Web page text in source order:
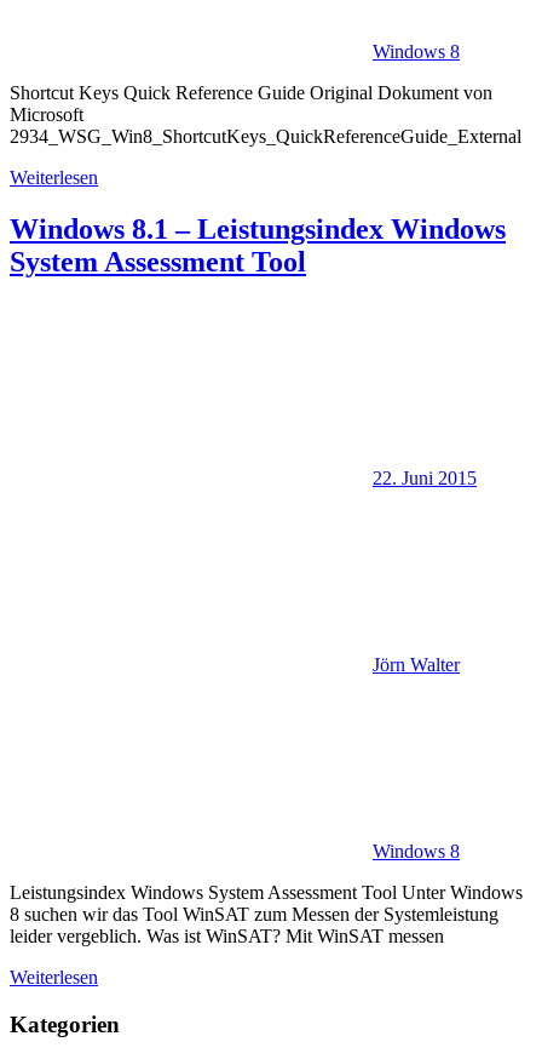
Windows 8
Shortcut Keys Quick Reference Guide Original Dokument von
Microsoft
2934_WSG_Win8_ShortcutKeys_QuickReferenceGuide_External
Weiterlesen
Windows 8.1 – Leistungsindex Windows
System Assessment Tool
22. Juni 2015
Jörn Walter
Windows 8
Leistungsindex Windows System Assessment Tool Unter Windows
8 suchen wir das Tool WinSAT zum Messen der Systemleistung
leider vergeblich. Was ist WinSAT? Mit WinSAT messen
Weiterlesen
Kategorien